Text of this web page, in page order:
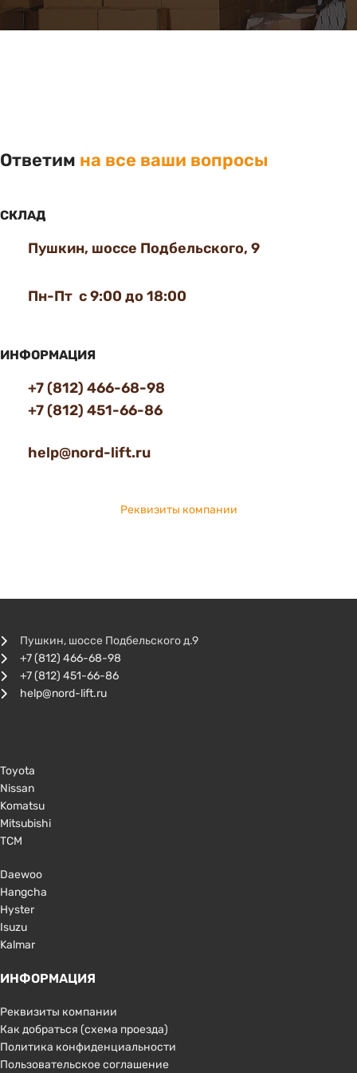
Ответим на все ваши вопросы
СКЛАД
Пушкин, шоссе Подбельского, 9
Пн-Пт с 9:00 до 18:00
ИНФОРМАЦИЯ
+7 (812) 466-68-98
+7 (812) 451-66-86
help@nord-lift.ru
Реквизиты компании
Пушкин, шоссе Подбельского д.9
+7 (812) 466-68-98
+7 (812) 451-66-86
help@nord-lift.ru
Toyota
Nissan
Komatsu
Mitsubishi
TCM
Daewoo
Hangcha
Hyster
Isuzu
Kalmar
ИНФОРМАЦИЯ
Реквизиты компании
Как добраться (схема проезда)
Политика конфиденциальности
Пользовательское соглашение